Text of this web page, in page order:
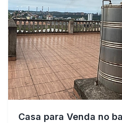
Casa para Venda no